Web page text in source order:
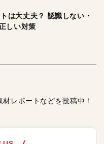
は大丈夫？ 認識しない・
しい対策
レポートなどを投稿中！